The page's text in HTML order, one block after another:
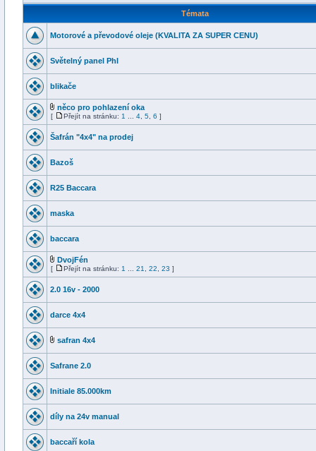
Témata
Motorové a převodové oleje (KVALITA ZA SUPER CENU)
Světelný panel PhI
blikače
něco pro pohlazení oka
[ Přejít na stránku: 1 4 5 6 ]
Šafrán "4x4" na prodej
Bazoš
R25 Baccara
maska
baccara
DvojFén
[ Přejít na stránku: 1 21 22 23 ]
2.0 16v - 2000
darce 4x4
safran 4x4
Safrane 2.0
Initiale 85.000km
díly na 24v manual
baccaří kola